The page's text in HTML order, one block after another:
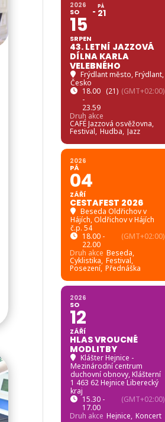
2026
SO
15
SRPEN
PÁ
21
43. LETNÍ JAZZOVÁ
DÍLNA KARLA
VELEBNÉHO
Frýdlant město, Frýdlant,
Česko
18.00
-
23.59
(21) (GMT+02:00)
Druh akce
CAFÉ Jazzová osvěžovna,
Festival, Hudba, Jazz
2026
PÁ
04
ZÁŘÍ
CESTAFEST 2026
Beseda Oldřichov v
Hájích, Oldřichov v Hájích
č.p. 54
18.00 -
22.00
(GMT+02:00)
Druh akce Beseda,
Cyklistika, Festival,
Posezení, Přednáška
2026
SO
12
ZÁŘÍ
HLAS VROUCNÉ
MODLITBY
Klášter Hejnice -
Mezinárodní centrum
duchovní obnovy, Klášterní
1 463 62 Hejnice Liberecký
kraj
15.30 -
17.00
(GMT+02:00)
Druh akce Hejnice, Koncert